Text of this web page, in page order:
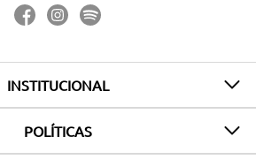
INSTITUCIONAL
POLÍTICAS